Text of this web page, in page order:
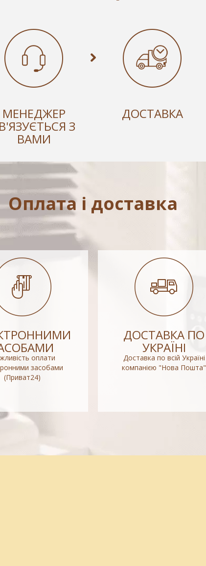
МЕНЕДЖЕР
З
ВАМИ
ДОСТАВКА
Оплата і доставка
оплати
засобами
(Приват24)
ДОСТАВКА ПО
УКРАЇНІ
Доставка по всій Україні
компанією "Нова Пошта"